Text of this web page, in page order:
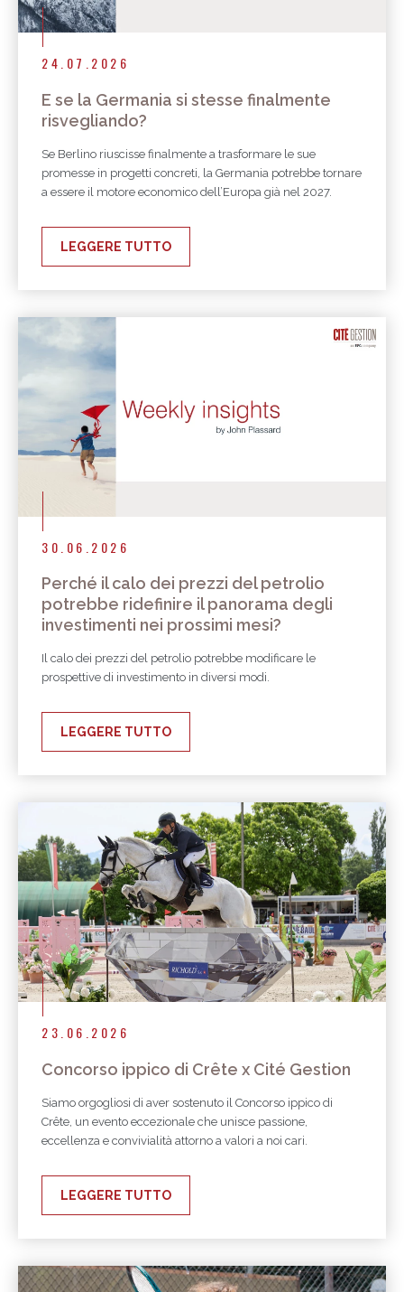
24.07.2026
E se la Germania si stesse finalmente
risvegliando?
Se Berlino riuscisse finalmente a trasformare le sue
promesse in progetti concreti, la Germania potrebbe tornare
a essere il motore economico dell’Europa già nel 2027.
LEGGERE TUTTO
30.06.2026
Perché il calo dei prezzi del petrolio
potrebbe ridefinire il panorama degli
investimenti nei prossimi mesi?
Il calo dei prezzi del petrolio potrebbe modificare le
prospettive di investimento in diversi modi.
LEGGERE TUTTO
23.06.2026
Concorso ippico di Crête x Cité Gestion
Siamo orgogliosi di aver sostenuto il Concorso ippico di
Crête, un evento eccezionale che unisce passione,
eccellenza e convivialità attorno a valori a noi cari.
LEGGERE TUTTO